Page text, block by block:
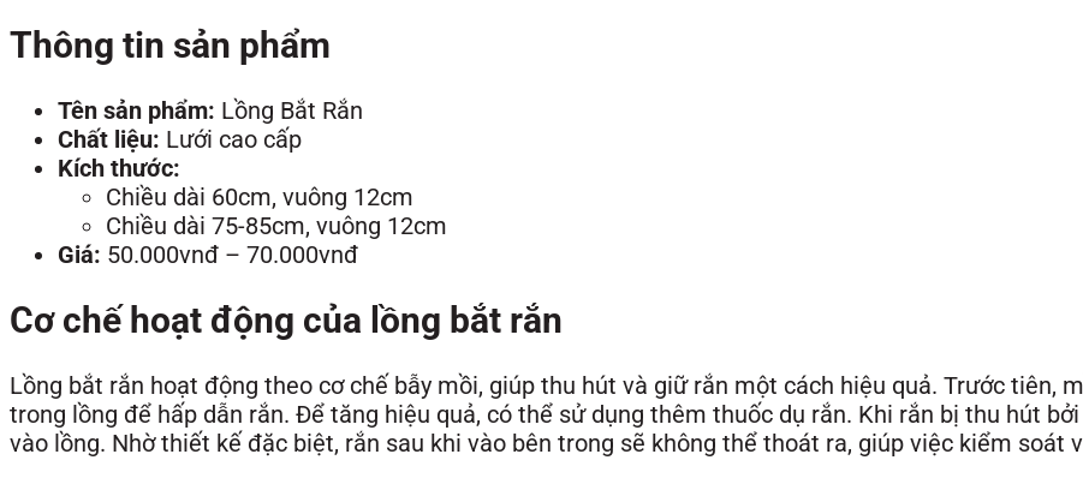
Thông tin sản phẩm
Tên sản phẩm: Lồng Bắt Rắn
Chất liệu: Lưới cao cấp
Kích thước:
Chiều dài 60cm, vuông 12cm
Chiều dài 75-85cm, vuông 12cm
Giá: 50.000vnđ – 70.000vnđ
Cơ chế hoạt động của lồng bắt rắn
Lồng bắt rắn hoạt động theo cơ chế bẫy mồi, giúp thu hút và giữ rắn một cách hiệu quả. Trước tiên,
trong lồng để hấp dẫn rắn. Để tăng hiệu quả, có thể sử dụng thêm thuốc dụ rắn. Khi rắn bị thu hút
vào lồng. Nhờ thiết kế đặc biệt, rắn sau khi vào bên trong sẽ không thể thoát ra, giúp việc kiểm soát